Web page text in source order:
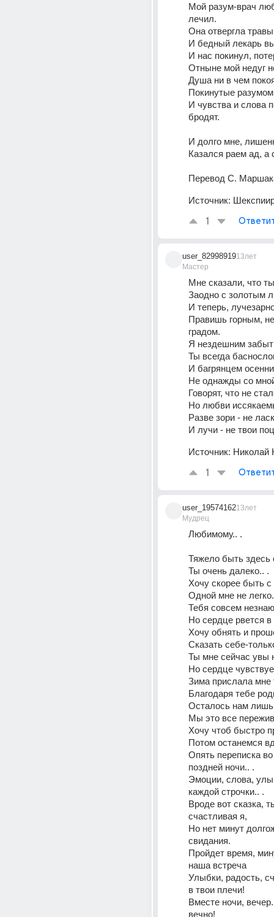
Мой разум-врач
лечил.
Она отвергла
И бедный лекарь
И нас покинул,
Отныне мой недуг
Душа ни в чем
Покинутые
И чувства и слова
бродят.
И долго мне,
Перевод С.
Источник:
1
user_82998919
Мастер
13лет
Мне сказали, что
Заодно с золотым
И теперь,
Правишь горным,
градом.
Я нездешним
И багрянцем
Говорят, что не
Но любви
Разве зори - не
И лучи - не твои
Источник: Николай
1
user_19574162
Мудрец
13лет
Любимому.. .
Тяжело быть здесь
Ты очень далеко.. .
Хочу скорее быть
Одной мне не
Тебя совсем
Но сердце рвется
Хочу обнять и
Сказать себе-
Ты мне сейчас увы
Но сердце
Зима прислала мне
Благодаря тебе
Осталось нам
Мы это все
Хочу чтоб быстро
Потом останемся
Опять переписка
поздней ночи.. .
Эмоции, слова,
каждой строчки.. .
Вроде вот сказка,
счастливая я,
Но нет минут
свидания.
Пройдет время,
наша встреча
Улыбки, радость,
в твои плечи!
Вместе ночи,
вечно!